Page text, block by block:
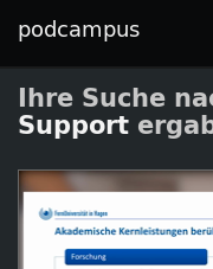
podcampus
Ihre Suche
Support